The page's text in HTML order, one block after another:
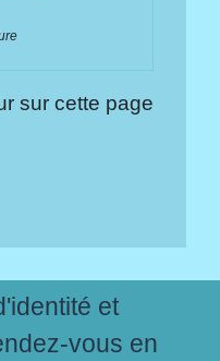
sur cette page
et
vous en